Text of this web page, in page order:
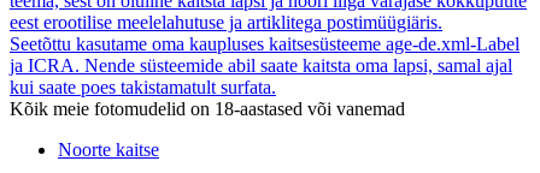
eest erootilise meelelahutuse ja artiklitega postimüügiäris.
Seetõttu kasutame oma kaupluses kaitsesüsteeme age-de.xml-Label
ja ICRA. Nende süsteemide abil saate kaitsta oma lapsi, samal ajal
kui saate poes takistamatult surfata.
Kõik meie fotomudelid on 18-aastased või vanemad
Noorte kaitse